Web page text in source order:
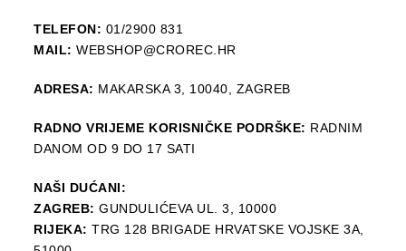
TELEFON: 01/2900 831
MAIL: WEBSHOP@CROREC.HR
ADRESA: MAKARSKA 3, 10040, ZAGREB
RADNO VRIJEME KORISNIČKE PODRŠKE: RADNIM
DANOM OD 9 DO 17 SATI
NAŠI DUĆANI:
ZAGREB: GUNDULIĆEVA UL. 3, 10000
RIJEKA: TRG 128 BRIGADE HRVATSKE VOJSKE 3A,